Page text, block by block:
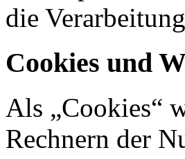
die
Cookies und
Als „Cookies“
Rechnern der